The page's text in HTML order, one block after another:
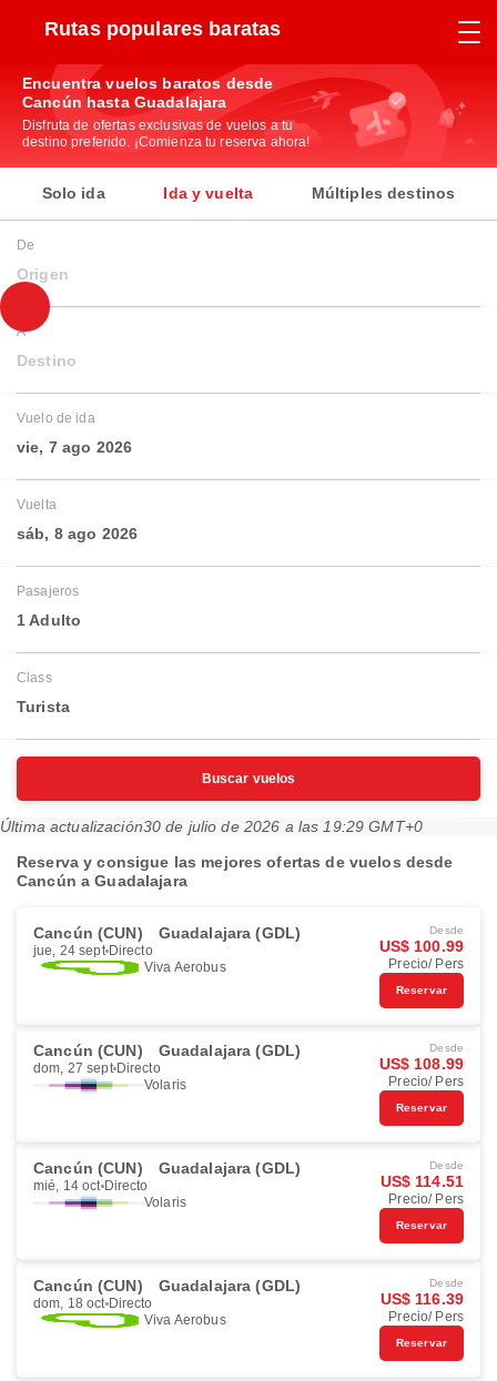
Rutas populares baratas
Encuentra vuelos baratos desde
Cancún hasta Guadalajara
Disfruta de ofertas exclusivas de vuelos a tu
destino preferido. ¡Comienza tu reserva ahora!
Solo ida Ida y vuelta Múltiples destinos
De
Origen
A
Destino
Vuelo de ida
vie, 7 ago 2026
Vuelta
sáb, 8 ago 2026
Pasajeros
1 Adulto
Class
Turista
Buscar vuelos
Última actualización30 de julio de 2026 a las 19:29 GMT+0
Reserva y consigue las mejores ofertas de vuelos desde
Cancún a Guadalajara
Cancún (CUN) Guadalajara (GDL)
jue, 24 sept Directo
Viva Aerobus
Desde
US$ 100.99
Precio/ Pers
Reservar
Cancún (CUN) Guadalajara (GDL)
dom, 27 sept Directo
Volaris
Desde
US$ 108.99
Precio/ Pers
Reservar
Cancún (CUN) Guadalajara (GDL)
mié, 14 oct Directo
Volaris
Desde
US$ 114.51
Precio/ Pers
Reservar
Cancún (CUN) Guadalajara (GDL)
dom, 18 oct Directo
Viva Aerobus
Desde
US$ 116.39
Precio/ Pers
Reservar